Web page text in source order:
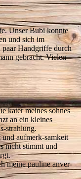
Unser Bubi konnte
und sich im
Handgriffe durch
gebracht. Vielen
kater meines sohnes
an ein kleines
strahlung.
aufmerk-samkeit
nicht stimmt und
meine pauline anver-